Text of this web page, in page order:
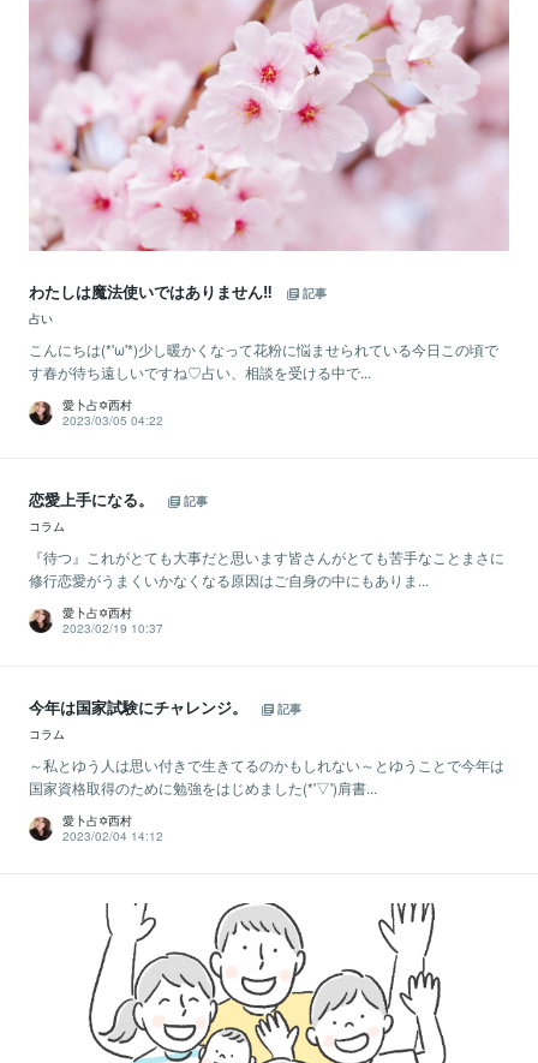
わたしは魔法使いではありません‼
記事
占い
こんにちは(*'ω'*)少し暖かくなって花粉に悩ませられている今日この頃で
す春が待ち遠しいですね♡占い、相談を受ける中で...
愛卜占✡西村
2023/03/05 04:22
恋愛上手になる。
記事
コラム
『待つ』これがとても大事だと思います皆さんがとても苦手なことまさに
修行恋愛がうまくいかなくなる原因はご自身の中にもありま...
愛卜占✡西村
2023/02/19 10:37
今年は国家試験にチャレンジ。
記事
コラム
～私とゆう人は思い付きで生きてるのかもしれない～とゆうことで今年は
国家資格取得のために勉強をはじめました(*'▽')肩書...
愛卜占✡西村
2023/02/04 14:12